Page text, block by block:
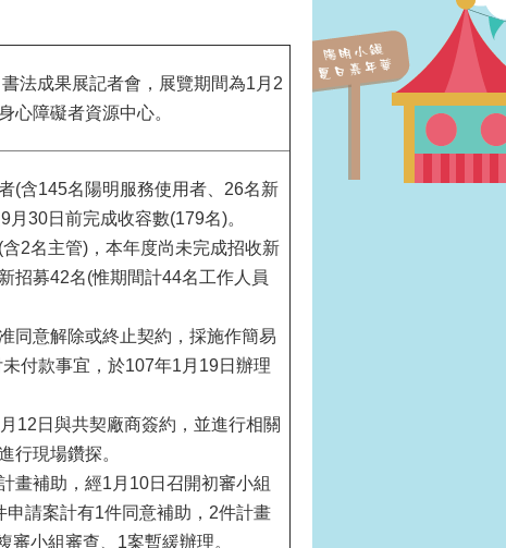
法成果展記者會，展覽期間為1月2
心障礙者資源中心。
(含145名陽明服務使用者、26名新
30日前完成收容數(179名)。
2名主管)，本年度尚未完成招收新
招募42名(惟期間計44名工作人員
同意解除或終止契約，採施作簡易
付款事宜，於107年1月19日辦理
12日與共契廠商簽約，並進行相關
行現場鑽探。
畫補助，經1月10日召開初審小組
請案計有1件同意補助，2件計畫
小組審查、1案暫緩辦理。